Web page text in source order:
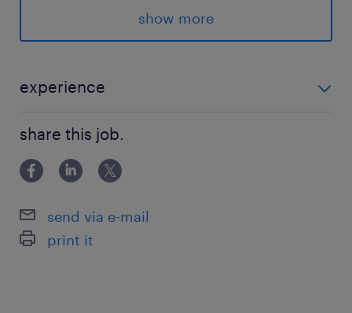
東武伊勢崎線／草加駅（徒歩18分）
休日休暇
土日祝日
での週5日勤務となります
show more
experience
な方 事務未経験さんも応募OK！
share this job.
send via e-mail
print it